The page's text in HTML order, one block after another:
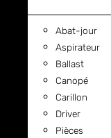
Abat-jour
Aspirateur
Ballast
Canopé
Carillon
Driver
Pièces